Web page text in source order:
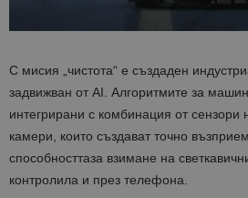
С мисия „чистота“ е създаден
задвижван от AI. Алгоритмите за
интегрирани с комбинация от сензори
камери, които създават точно
способносттаза взимане на
контролила и през телефона.